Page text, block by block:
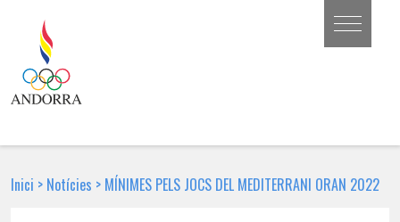
Inici > Notícies > MÍNIMES PELS JOCS DEL MEDITERRANI ORAN 2022